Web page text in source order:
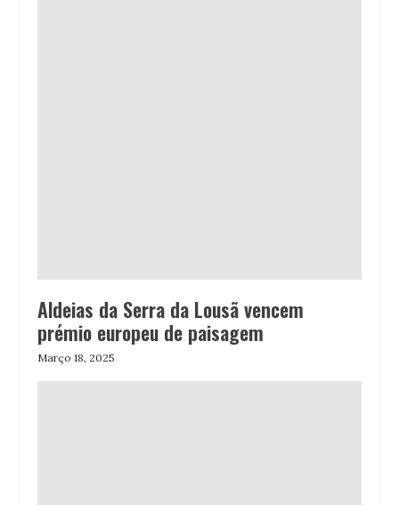
Aldeias da Serra da Lousã vencem
prémio europeu de paisagem
Março 18, 2025